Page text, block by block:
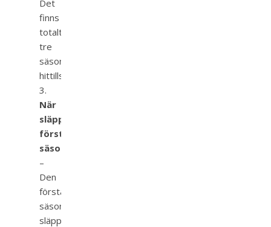
Det
finns
totalt
tre
säsonger
hittills.
När
släpptes
första
säsongen?
–
Den
första
säsongen
släpptes